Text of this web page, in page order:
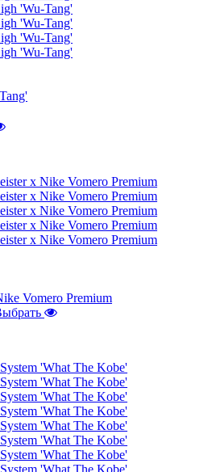
Vomero Premium